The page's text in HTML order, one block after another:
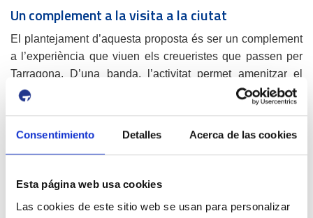
Consentimiento Detalles Acerca de las cookies
Esta página web usa cookies
Las cookies de este sitio web se usan para personalizar
Un complement a la visita a la ciutat
El plantejament d’aquesta proposta és ser un complement
a l’experiència que viuen els creueristes que passen per
Tarragona. D’una banda, l’activitat permet amenitzar el
temps d’espera a la terminal dels passatgers
d’embarcament i desembarcament, fent-lo més amè i
visualitzar com era l’antiga Tarraco i posar en context el